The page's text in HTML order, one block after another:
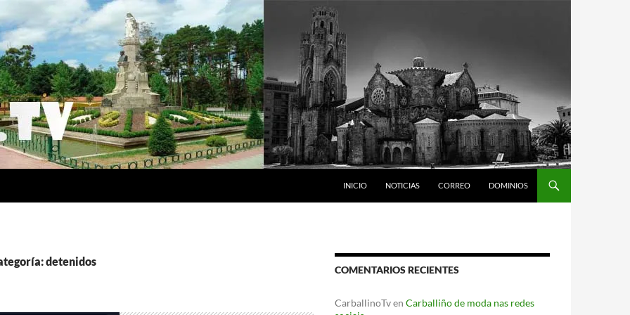
INICIO NOTICIAS CORREO DOMINIOS
detenidos
COMENTARIOS RECIENTES
CarballinoTven Carballiño de moda nas redes